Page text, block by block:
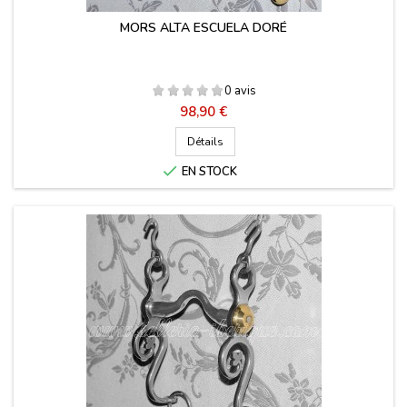
MORS ALTA ESCUELA DORÉ
0 avis
Prix
98,90 €
Détails
 EN STOCK